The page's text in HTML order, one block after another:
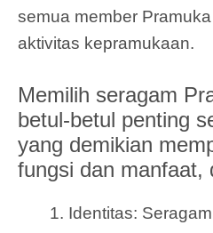
semua member
aktivitas kepramukaan.
Memilih seragam
betul-betul penting
yang demikian
fungsi dan manfaat,
Identitas: